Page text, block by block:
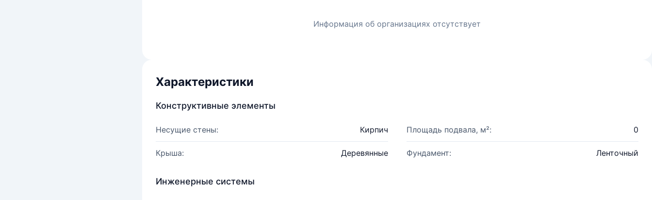
Информация об организациях отсутствует
Характеристики
Конструктивные элементы
Несущие стены: Кирпич Площадь подвала, м²: 0
Крыша: Деревянные Фундамент: Ленточный
Инженерные системы